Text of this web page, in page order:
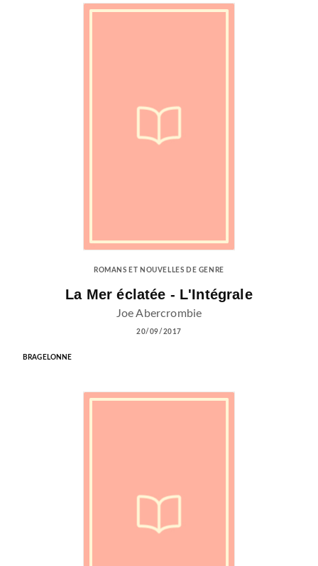
ROMANS ET NOUVELLES DE GENRE
La Mer éclatée - L'Intégrale
Joe Abercrombie
20/09/2017
BRAGELONNE